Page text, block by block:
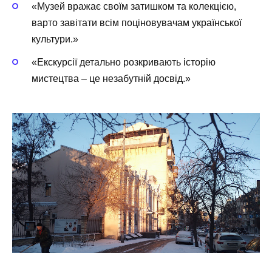
«Музей вражає своїм затишком та колекцією,
варто завітати всім поціновувачам української
культури.»
«Екскурсії детально розкривають історію
мистецтва – це незабутній досвід.»